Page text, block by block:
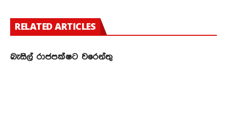
RELATED ARTICLES
බැසිල් රාජපක්ෂට වරෙන්තු